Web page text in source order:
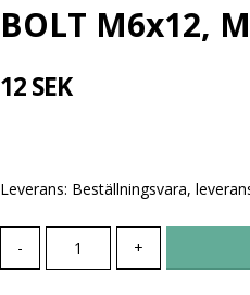
BOLT M6x12,
12 SEK
Leverans: Beställningsvara,
- +